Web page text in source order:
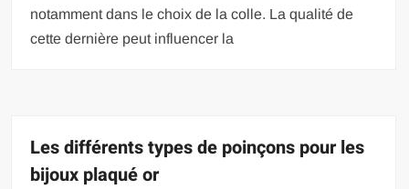
notamment dans le choix de la colle. La qualité de
cette dernière peut influencer la
Les différents types de poinçons pour les
bijoux plaqué or